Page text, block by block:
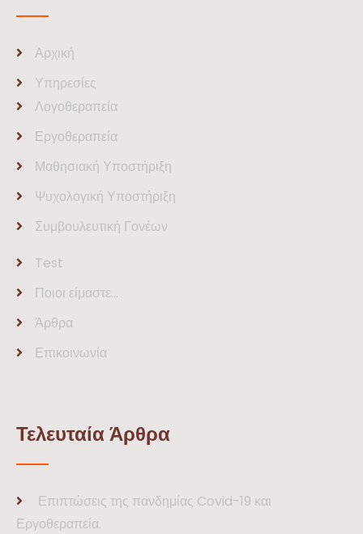
Αρχική
Υπηρεσίες
Λογοθεραπεία
Εργοθεραπεία
Μαθησιακή Υποστήριξη
Ψυχολογική Υποστήριξη
Συμβουλευτική Γονέων
Test
Ποιοι είμαστε…
Άρθρα
Επικοινωνία
Τελευταία Άρθρα
Επιπτώσεις της πανδημίας Covid-19 και
Εργοθεραπεία.